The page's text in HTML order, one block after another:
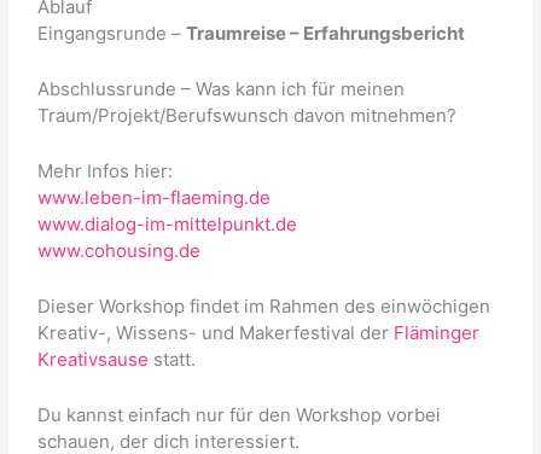
Ablauf
Eingangsrunde –Traumreise – Erfahrungsbericht
Abschlussrunde – Was kann ich für meinen
Traum/Projekt/Berufswunsch davon mitnehmen?
Mehr Infos hier:
www.leben-im-flaeming.de
www.dialog-im-mittelpunkt.de
www.cohousing.de
Dieser Workshop findet im Rahmen des einwöchigen
Kreativ-, Wissens- und Makerfestival der Fläminger
Kreativsause statt.
Du kannst einfach nur für den Workshop vorbei
schauen, der dich interessiert.